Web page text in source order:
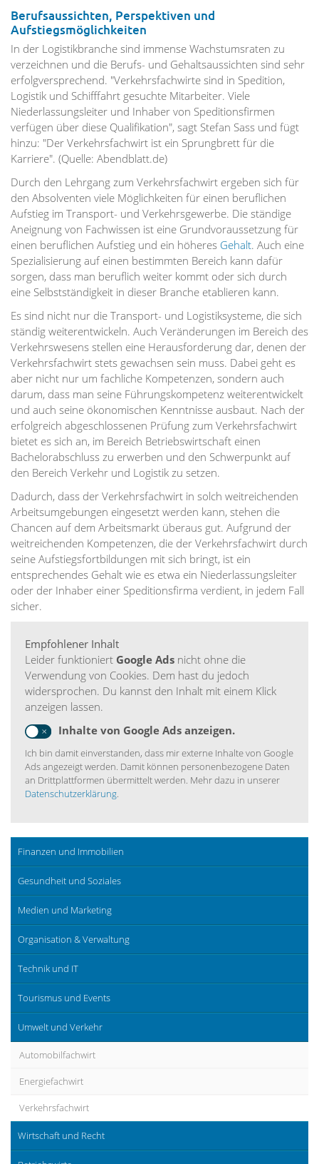
Berufsaussichten, Perspektiven und
Aufstiegsmöglichkeiten
In der Logistikbranche sind immense Wachstumsraten zu
verzeichnen und die Berufs- und Gehaltsaussichten sind sehr
erfolgversprechend. "Verkehrsfachwirte sind in Spedition,
Logistik und Schifffahrt gesuchte Mitarbeiter. Viele
Niederlassungsleiter und Inhaber von Speditionsfirmen
verfügen über diese Qualifikation", sagt Stefan Sass und fügt
hinzu: "Der Verkehrsfachwirt ist ein Sprungbrett für die
Karriere". (Quelle: Abendblatt.de)
Durch den Lehrgang zum Verkehrsfachwirt ergeben sich für
den Absolventen viele Möglichkeiten für einen beruflichen
Aufstieg im Transport- und Verkehrsgewerbe. Die ständige
Aneignung von Fachwissen ist eine Grundvoraussetzung für
einen beruflichen Aufstieg und ein höheres Gehalt. Auch eine
Spezialisierung auf einen bestimmten Bereich kann dafür
sorgen, dass man beruflich weiter kommt oder sich durch
eine Selbstständigkeit in dieser Branche etablieren kann.
Es sind nicht nur die Transport- und Logistiksysteme, die sich
ständig weiterentwickeln. Auch Veränderungen im Bereich des
Verkehrswesens stellen eine Herausforderung dar, denen der
Verkehrsfachwirt stets gewachsen sein muss. Dabei geht es
aber nicht nur um fachliche Kompetenzen, sondern auch
darum, dass man seine Führungskompetenz weiterentwickelt
und auch seine ökonomischen Kenntnisse ausbaut. Nach der
erfolgreich abgeschlossenen Prüfung zum Verkehrsfachwirt
bietet es sich an, im Bereich Betriebswirtschaft einen
Bachelorabschluss zu erwerben und den Schwerpunkt auf
den Bereich Verkehr und Logistik zu setzen.
Dadurch, dass der Verkehrsfachwirt in solch weitreichenden
Arbeitsumgebungen eingesetzt werden kann, stehen die
Chancen auf dem Arbeitsmarkt überaus gut. Aufgrund der
weitreichenden Kompetenzen, die der Verkehrsfachwirt durch
seine Aufstiegsfortbildungen mit sich bringt, ist ein
entsprechendes Gehalt wie es etwa ein Niederlassungsleiter
oder der Inhaber einer Speditionsfirma verdient, in jedem Fall
sicher.
Empfohlener Inhalt
Leider funktioniert Google Ads nicht ohne die
Verwendung von Cookies. Dem hast du jedoch
widersprochen. Du kannst den Inhalt mit einem Klick
anzeigen lassen.
Inhalte von Google Ads anzeigen.
Ich bin damit einverstanden, dass mir externe Inhalte von Google
Ads angezeigt werden. Damit können personenbezogene Daten
an Drittplattformen übermittelt werden. Mehr dazu in unserer
Datenschutzerklärung.
Finanzen und Immobilien
Gesundheit und Soziales
Medien und Marketing
Organisation & Verwaltung
Technik und IT
Tourismus und Events
Umwelt und Verkehr
Automobilfachwirt
Energiefachwirt
Verkehrsfachwirt
Wirtschaft und Recht